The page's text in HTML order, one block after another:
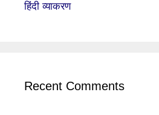
हिंदी व्याकरण
Recent Comments